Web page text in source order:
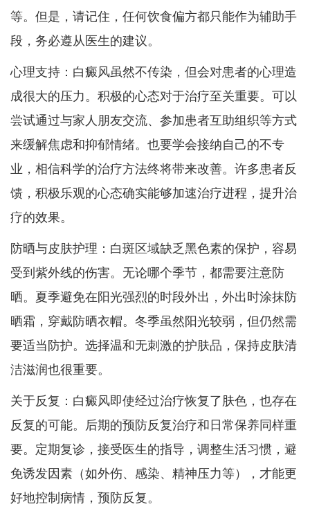
等。但是，请记住，任何饮食偏方都只能作为辅助手
段，务必遵从医生的建议。
心理支持：白癜风虽然不传染，但会对患者的心理造
成很大的压力。积极的心态对于治疗至关重要。可以
尝试通过与家人朋友交流、参加患者互助组织等方式
来缓解焦虑和抑郁情绪。也要学会接纳自己的不专
业，相信科学的治疗方法终将带来改善。许多患者反
馈，积极乐观的心态确实能够加速治疗进程，提升治
疗的效果。
防晒与皮肤护理：白斑区域缺乏黑色素的保护，容易
受到紫外线的伤害。无论哪个季节，都需要注意防
晒。夏季避免在阳光强烈的时段外出，外出时涂抹防
晒霜，穿戴防晒衣帽。冬季虽然阳光较弱，但仍然需
要适当防护。选择温和无刺激的护肤品，保持皮肤清
洁滋润也很重要。
关于反复：白癜风即使经过治疗恢复了肤色，也存在
反复的可能。后期的预防反复治疗和日常保养同样重
要。定期复诊，接受医生的指导，调整生活习惯，避
免诱发因素（如外伤、感染、精神压力等），才能更
好地控制病情，预防反复。